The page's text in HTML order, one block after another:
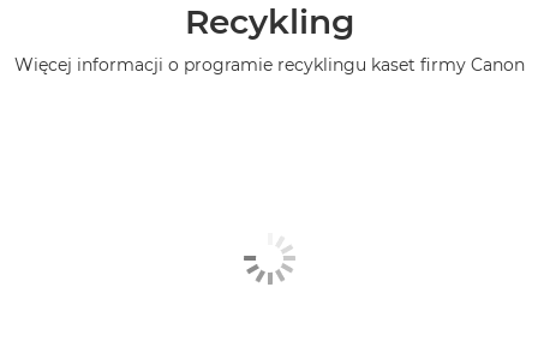
Recykling
Więcej informacji o programie recyklingu kaset firmy Canon